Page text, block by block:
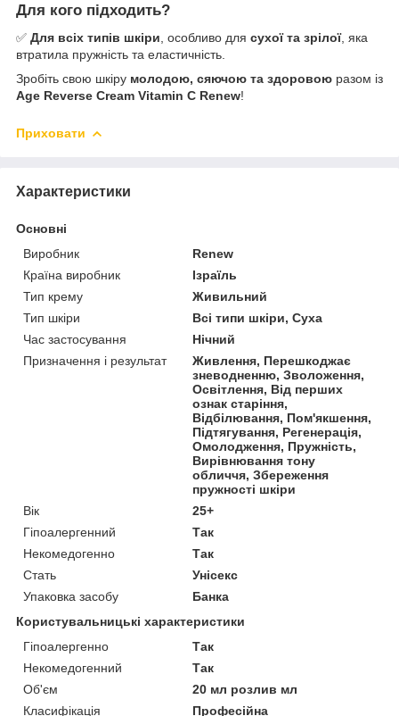
Для кого підходить?
✅ Для всіх типів шкіри , особливо для сухої та зрілої, яка
втратила пружність та еластичність.
Зробіть свою шкіру молодою, сяючою та здоровою разом із
Age Reverse Cream Vitamin C Renew!
Приховати
Характеристики
Основні
Виробник
Renew
Країна виробник
Ізраїль
Тип крему
Живильний
Тип шкіри
Всі типи шкіри, Суха
Час застосування
Нічний
Призначення і результат
Живлення, Перешкоджає
зневодненню, Зволоження,
Освітлення, Від перших
ознак старіння,
Відбілювання, Пом'якшення,
Підтягування, Регенерація,
Омолодження, Пружність,
Вирівнювання тону
обличчя, Збереження
пружності шкіри
Вік
25+
Гіпоалергенний
Так
Некомедогенно
Так
Стать
Унісекс
Упаковка засобу
Банка
Користувальницькі характеристики
Гіпоалергенно
Так
Некомедогенний
Так
Об'єм
20 мл розлив мл
Класифікація
Професійна